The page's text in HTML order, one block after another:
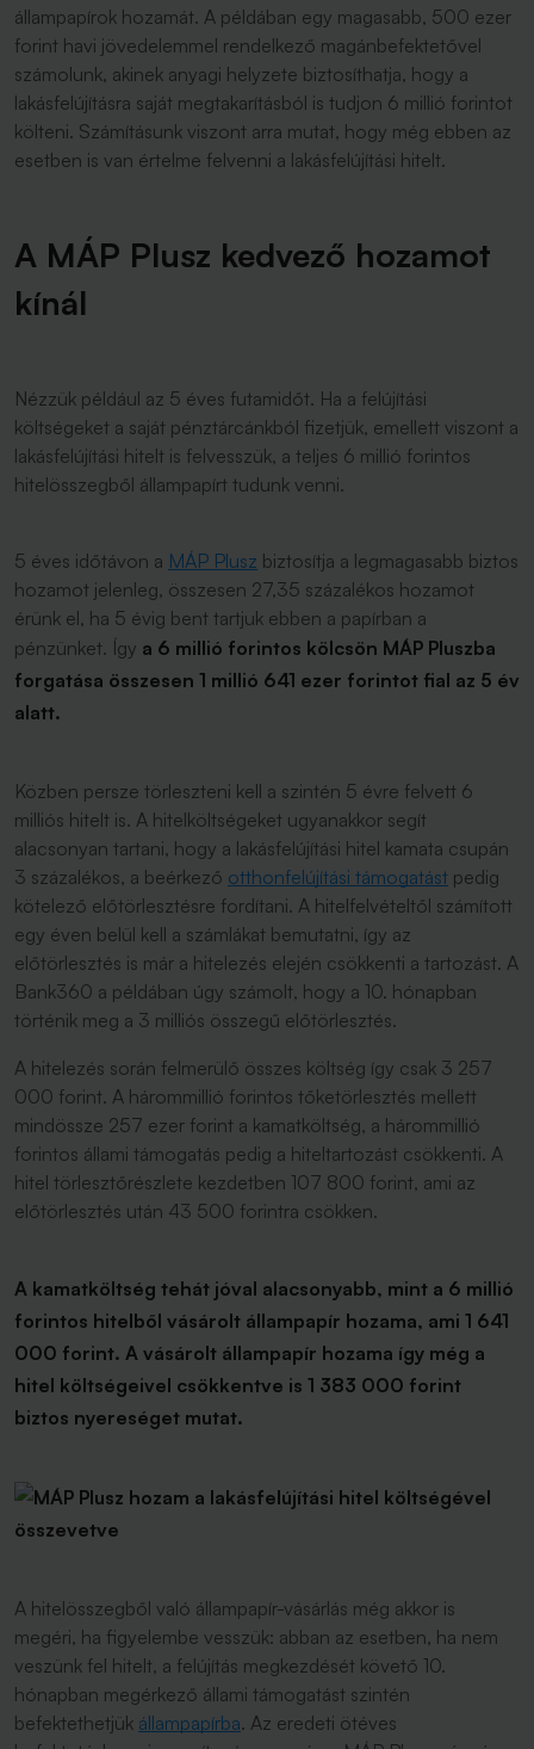
állampapírok hozamát. A példában egy magasabb, 500 ezer
forint havi jövedelemmel rendelkező magánbefektetővel
számolunk, akinek anyagi helyzete biztosíthatja, hogy a
lakásfelújításra saját megtakarításból is tudjon 6 millió forintot
költeni. Számításunk viszont arra mutat, hogy még ebben az
esetben is van értelme felvenni a lakásfelújítási hitelt.
A MÁP Plusz kedvező hozamot
kínál
Nézzük például az 5 éves futamidőt. Ha a felújítási
költségeket a saját pénztárcánkból fizetjük, emellett viszont a
lakásfelújítási hitelt is felvesszük, a teljes 6 millió forintos
hitelösszegből állampapírt tudunk venni.
5 éves időtávon a MÁP Plusz biztosítja a legmagasabb biztos
hozamot jelenleg, összesen 27,35 százalékos hozamot
érünk el, ha 5 évig bent tartjuk ebben a papírban a
pénzünket. Így a 6 millió forintos kölcsön MÁP Pluszba
forgatása összesen 1 millió 641 ezer forintot fial az 5 év
alatt.
Közben persze törleszteni kell a szintén 5 évre felvett 6
milliós hitelt is. A hitelköltségeket ugyanakkor segít
alacsonyan tartani, hogy a lakásfelújítási hitel kamata csupán
3 százalékos, a beérkező otthonfelújítási támogatást pedig
kötelező előtörlesztésre fordítani. A hitelfelvételtől számított
egy éven belül kell a számlákat bemutatni, így az
előtörlesztés is már a hitelezés elején csökkenti a tartozást. A
Bank360 a példában úgy számolt, hogy a 10. hónapban
történik meg a 3 milliós összegű előtörlesztés.
A hitelezés során felmerülő összes költség így csak 3 257
000 forint. A hárommillió forintos tőketörlesztés mellett
mindössze 257 ezer forint a kamatköltség, a hárommillió
forintos állami támogatás pedig a hiteltartozást csökkenti. A
hitel törlesztőrészlete kezdetben 107 800 forint, ami az
előtörlesztés után 43 500 forintra csökken.
A kamatköltség tehát jóval alacsonyabb, mint a 6 millió
forintos hitelből vásárolt állampapír hozama, ami 1 641
000 forint. A vásárolt állampapír hozama így még a
hitel költségeivel csökkentve is 1 383 000 forint
biztos nyereséget mutat.
A hitelösszegből való állampapír-vásárlás még akkor is
megéri, ha figyelembe vesszük: abban az esetben, ha nem
veszünk fel hitelt, a felújítás megkezdését követő 10.
hónapban megérkező állami támogatást szintén
befektethetjük állampapírba. Az eredeti ötéves